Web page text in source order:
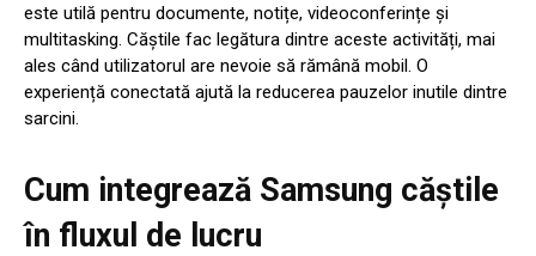
este utilă pentru documente, notițe, videoconferințe și
multitasking. Căștile fac legătura dintre aceste activități, mai
ales când utilizatorul are nevoie să rămână mobil. O
experiență conectată ajută la reducerea pauzelor inutile dintre
sarcini.
Cum integrează Samsung căștile
în fluxul de lucru